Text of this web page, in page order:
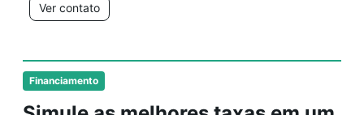
Financiamento
Ver contato